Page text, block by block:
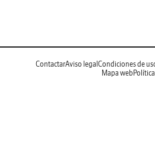
ContactarAviso legal Condiciones de
Mapa web